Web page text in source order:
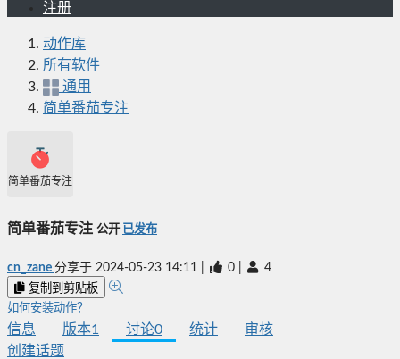
注册
动作库
所有软件
通用
简单番茄专注
简单番茄专注
简单番茄专注 公开 已发布
cn_zane 分享于 2024-05-23 14:11 0 4
复制到剪贴板
如何安装动作？
信息 版本1 讨论0 统计
审核
创建话题